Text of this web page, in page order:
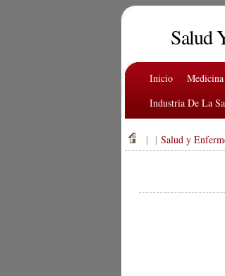
Salud
Inicio
Industria De La
| | Salud y